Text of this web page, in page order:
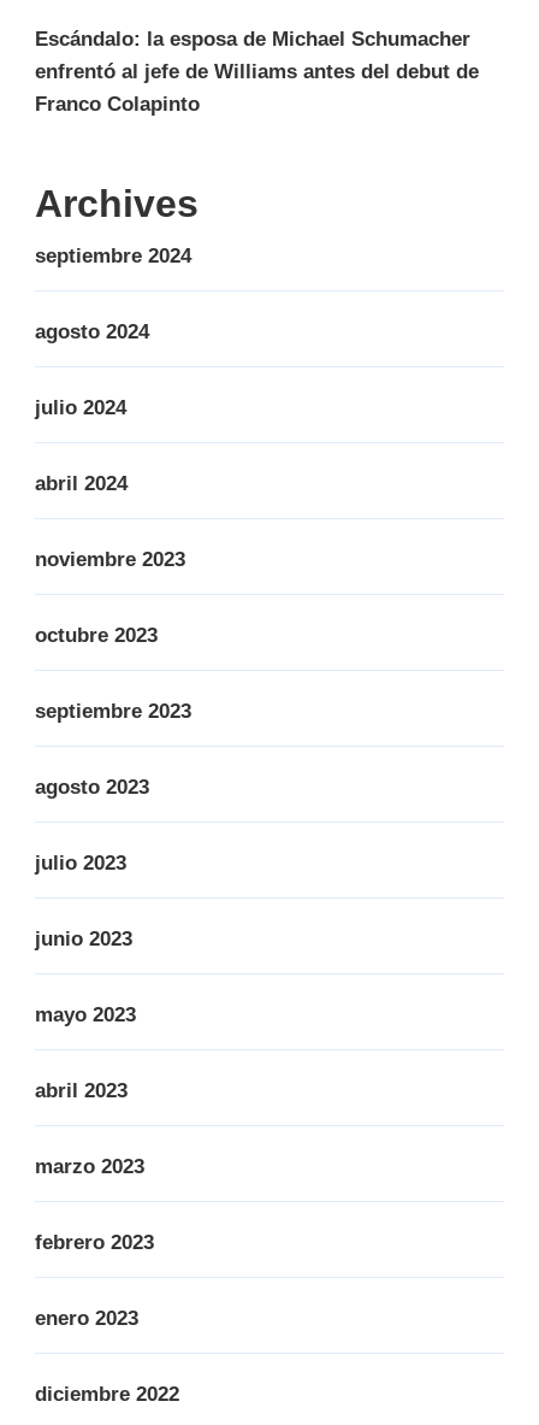
Escándalo: la esposa de Michael Schumacher
enfrentó al jefe de Williams antes del debut de
Franco Colapinto
Archives
septiembre 2024
agosto 2024
julio 2024
abril 2024
noviembre 2023
octubre 2023
septiembre 2023
agosto 2023
julio 2023
junio 2023
mayo 2023
abril 2023
marzo 2023
febrero 2023
enero 2023
diciembre 2022